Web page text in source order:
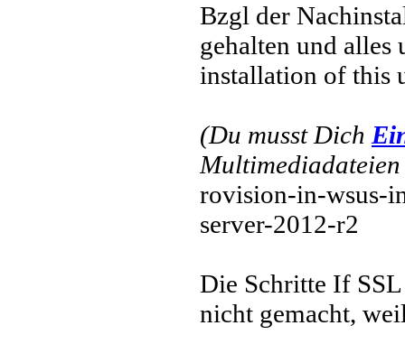
Bzgl der
gehalten und alles
installation of this
(Du musst Dich
rovision-in-wsus-
server-2012-r2
Die Schritte If SSL
nicht gemacht,